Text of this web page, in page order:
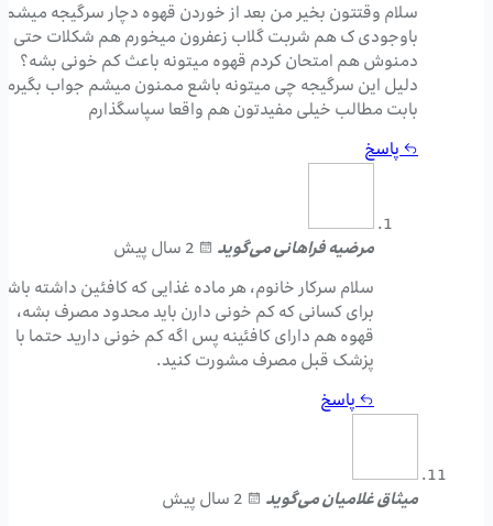
سلام وقتتون بخیر من بعد از خوردن قهوه دچار سرگیجه میشم
باوجودی ک هم شربت گلاب زعفرون میخورم هم شکلات حتی
دمنوش هم امتحان کردم قهوه میتونه باعث کم خونی بشه؟
دلیل این سرگیجه چی میتونه باشع ممنون میشم جواب بگیرم
بابت مطالب خیلی مفیدتون هم واقعا سپاسگذارم
پاسخ
مرضیه فراهانیمی‌گوید
سلام سرکار خانوم، هر ماده غذایی که کافئین داشته
برای کسانی که کم خونی دارن باید محدود مصرف بشه،
قهوه هم دارای کافئینه پس اگه کم خونی دارید حتما با
پزشک قبل مصرف مشورت کنید.
پاسخ
میثاق غلامیانمی‌گوید